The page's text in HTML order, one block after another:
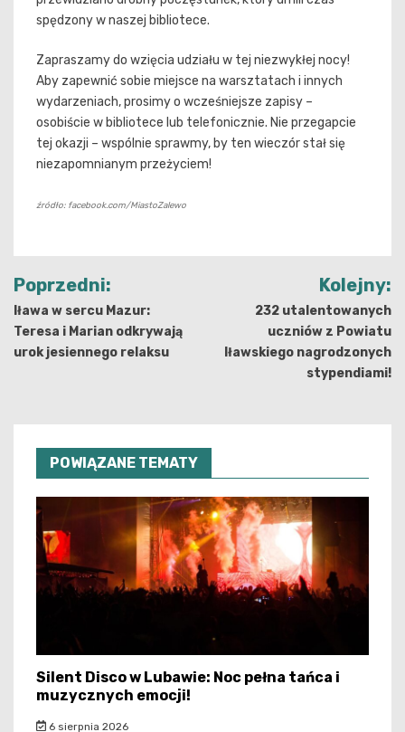
spędzony w naszej bibliotece.
Zapraszamy do wzięcia udziału w tej niezwykłej nocy!
Aby zapewnić sobie miejsce na warsztatach i innych
wydarzeniach, prosimy o wcześniejsze zapisy –
osobiście w bibliotece lub telefonicznie. Nie przegapcie
tej okazji – wspólnie sprawmy, by ten wieczór stał się
niezapomnianym przeżyciem!
źródło: facebook.com/MiastoZalewo
Nawigacja
wpisu
Poprzedni:
Iława w sercu Mazur:
Teresa i Marian odkrywają
urok jesiennego relaksu
Kolejny:
232 utalentowanych
uczniów z Powiatu
Iławskiego nagrodzonych
stypendiami!
POWIĄZANE TEMATY
Silent Disco w Lubawie: Noc pełna tańca i
muzycznych emocji!
6 sierpnia 2026